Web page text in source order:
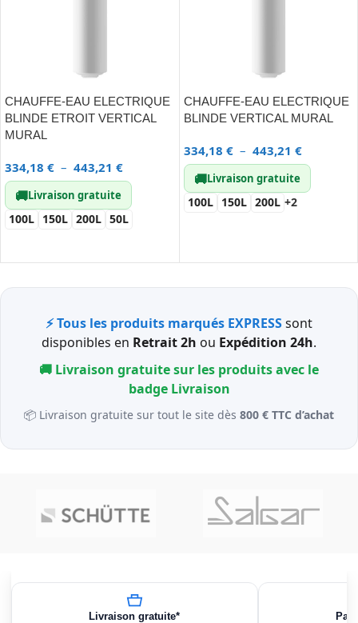
CHAUFFE-EAU ELECTRIQUE
BLINDE ETROIT VERTICAL
MURAL
334,18 € – 443,21 €
🚚Livraison gratuite
100L 150L 200L 50L
CHAUFFE-EAU ELECTRIQUE
BLINDE VERTICAL MURAL
334,18 € – 443,21 €
🚚Livraison gratuite
100L 150L 200L +2
⚡ Tous les produits marqués EXPRESSsont
disponibles en Retrait 2h ou Expédition 24h.
🚚 Livraison gratuite sur les produits avec le
badge Livraison
📦 Livraison gratuite sur tout le site dès 800 € TTC d’achat
Livraison gratuite*